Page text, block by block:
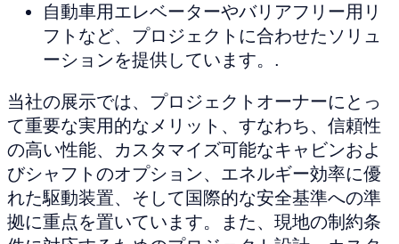
自動車用エレベーターやバリアフリー用リ
フトなど、プロジェクトに合わせたソリュ
ーションを提供しています。.
当社の展示では、プロジェクトオーナーにとっ
て重要な実用的なメリット、すなわち、信頼性
の高い性能、カスタマイズ可能なキャビンおよ
びシャフトのオプション、エネルギー効率に優
れた駆動装置、そして国際的な安全基準への準
拠に重点を置いています。また、現地の制約条